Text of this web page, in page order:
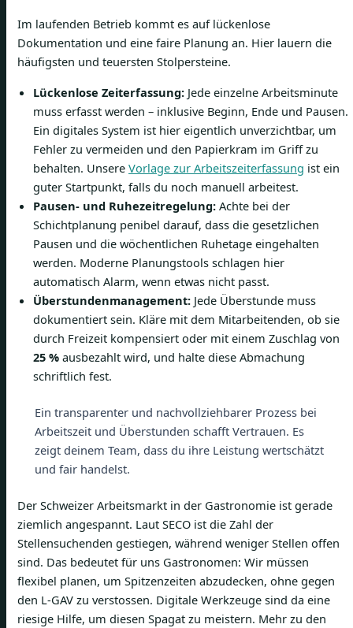
Im laufenden Betrieb kommt es auf lückenlose
Dokumentation und eine faire Planung an. Hier lauern die
häufigsten und teuersten Stolpersteine.
Lückenlose Zeiterfassung: Jede einzelne Arbeitsminute
muss erfasst werden – inklusive Beginn, Ende und Pausen.
Ein digitales System ist hier eigentlich unverzichtbar, um
Fehler zu vermeiden und den Papierkram im Griff zu
behalten. Unsere Vorlage zur Arbeitszeiterfassung ist ein
guter Startpunkt, falls du noch manuell arbeitest.
Pausen- und Ruhezeitregelung: Achte bei der
Schichtplanung penibel darauf, dass die gesetzlichen
Pausen und die wöchentlichen Ruhetage eingehalten
werden. Moderne Planungstools schlagen hier
automatisch Alarm, wenn etwas nicht passt.
Überstundenmanagement: Jede Überstunde muss
dokumentiert sein. Kläre mit dem Mitarbeitenden, ob sie
durch Freizeit kompensiert oder mit einem Zuschlag von
25 % ausbezahlt wird, und halte diese Abmachung
schriftlich fest.
Ein transparenter und nachvollziehbarer Prozess bei
Arbeitszeit und Überstunden schafft Vertrauen. Es
zeigt deinem Team, dass du ihre Leistung wertschätzt
und fair handelst.
Der Schweizer Arbeitsmarkt in der Gastronomie ist gerade
ziemlich angespannt. Laut SECO ist die Zahl der
Stellensuchenden gestiegen, während weniger Stellen offen
sind. Das bedeutet für uns Gastronomen: Wir müssen
flexibel planen, um Spitzenzeiten abzudecken, ohne gegen
den L-GAV zu verstossen. Digitale Werkzeuge sind da eine
riesige Hilfe, um diesen Spagat zu meistern. Mehr zu den